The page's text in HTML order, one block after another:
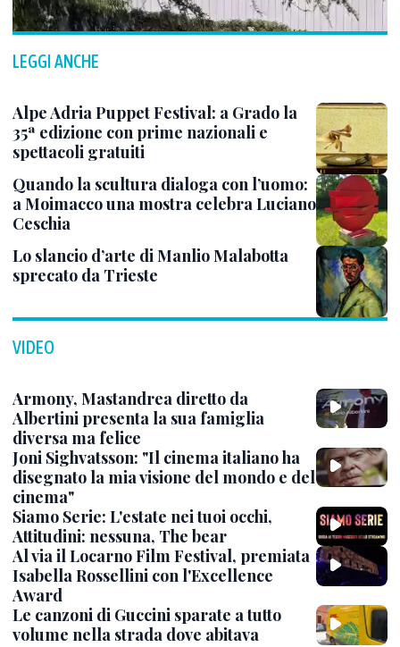
LEGGI ANCHE
Alpe Adria Puppet Festival: a Grado la
35ª edizione con prime nazionali e
spettacoli gratuiti
Quando la scultura dialoga con l’uomo:
a Moimacco una mostra celebra Luciano
Ceschia
Lo slancio d’arte di Manlio Malabotta
sprecato da Trieste
VIDEO
Armony, Mastandrea diretto da
Albertini presenta la sua famiglia
diversa ma felice
Joni Sighvatsson: "Il cinema italiano ha
disegnato la mia visione del mondo e del
cinema"
Siamo Serie: L'estate nei tuoi occhi,
Attitudini: nessuna, The bear
Al via il Locarno Film Festival, premiata
Isabella Rossellini con l'Excellence
Award
Le canzoni di Guccini sparate a tutto
volume nella strada dove abitava